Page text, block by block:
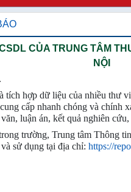
CỦA TRUNG TÂM
NỘI
tích hợp dữ liệu của nhiều thư
cấp nhanh chóng và chính
luận án, kết quả nghiên
trường, Trung tâm Thông
sử dụng tại địa chỉ:https://